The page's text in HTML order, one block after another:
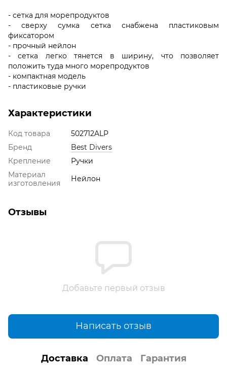
- сетка для морепродуктов
- сверху сумка сетка снабжена пластиковым
фиксатором
- прочный нейлон
- сетка легко тянется в ширину, что позволяет
положить туда много морепродуктов
- компактная модель
- пластиковые ручки
Характеристики
Код товара
502712ALP
Бренд
Best Divers
Крепление
Ручки
Материал
изготовления
Нейлон
Отзывы
Добавьте первый отзыв
Написать отзыв
Доставка Оплата Гарантия